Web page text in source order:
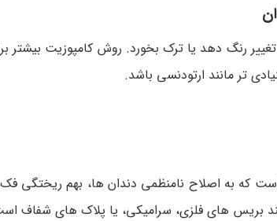
رنگ دهد یا ترک بخورد. روش کامپوزیت
تر مانند ارتودنسی باشد.
است که به اصلاح نامنظمی دندان ها، بهم
بریس های فلزی، سرامیکی، یا پلاک های شفاف